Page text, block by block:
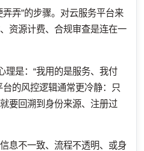
弄”的步骤。对云服务平台来
资源计费、合规审查是连在一
理是：“我用的是服务、我付
的风控逻辑通常更冷静：只
要回溯到身份来源、注册过
息不一致、流程不透明、或身